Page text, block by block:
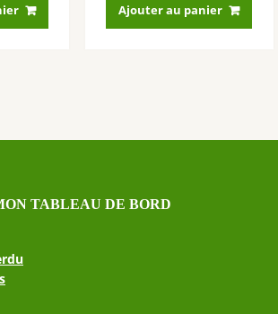
Ajouter au panier
TABLEAU DE BORD